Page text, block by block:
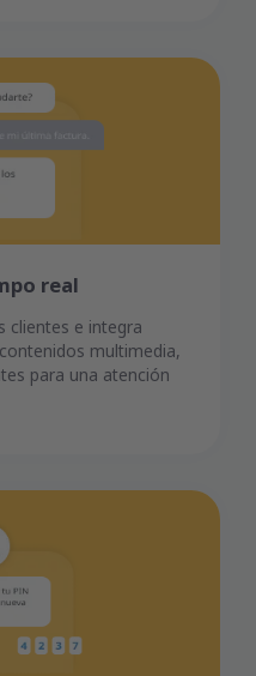
real
clientes e integra
multimedia,
para una atención